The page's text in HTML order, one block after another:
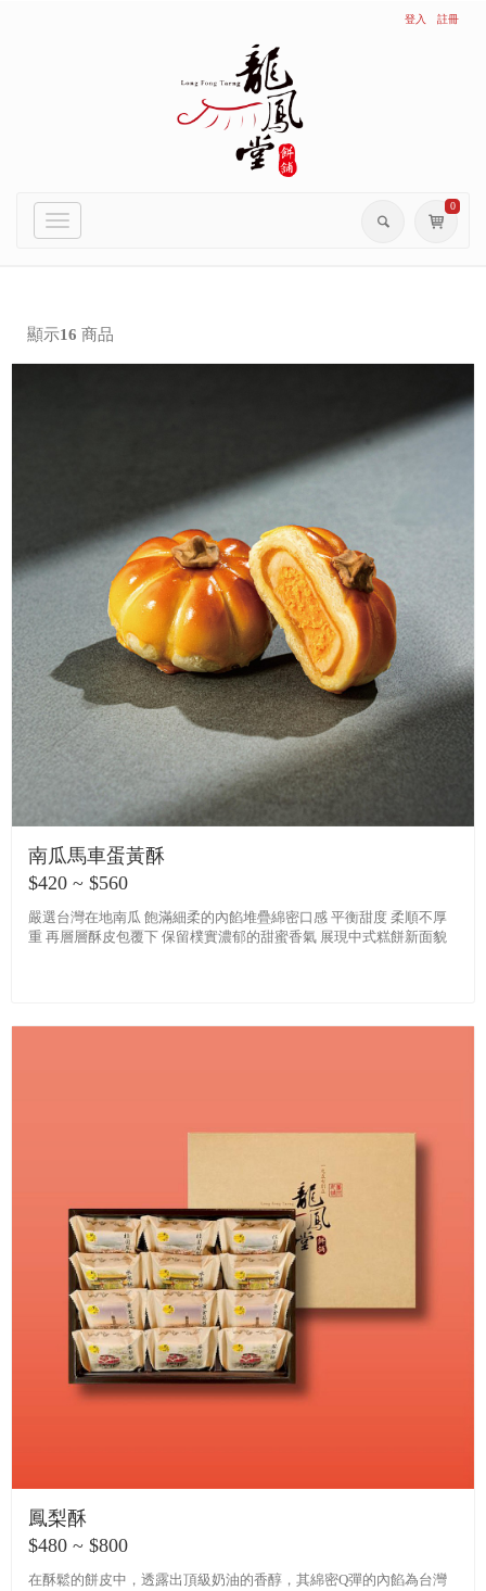
登入 註冊
Toggle
0
顯示16 商品
南瓜馬車蛋黃酥
$420 ~ $560
嚴選台灣在地南瓜 飽滿細柔的內餡堆疊綿密口感 平衡甜度 柔順不厚
重 再層層酥皮包覆下 保留樸實濃郁的甜蜜香氣 展現中式糕餅新面貌
鳳梨酥
$480 ~ $800
在酥鬆的餅皮中，透露出頂級奶油的香醇，其綿密Q彈的內餡為台灣